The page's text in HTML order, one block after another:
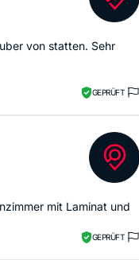
von statten. Sehr
GEPRÜFT
mit Laminat und
GEPRÜFT